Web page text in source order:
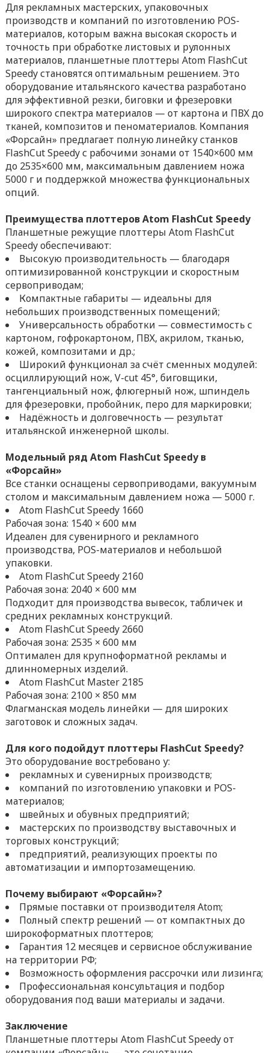
Для рекламных мастерских, упаковочных
производств и компаний по изготовлению POS-
материалов, которым важна высокая скорость и
точность при обработке листовых и рулонных
материалов, планшетные плоттеры Atom FlashCut
Speedy становятся оптимальным решением. Это
оборудование итальянского качества разработано
для эффективной резки, биговки и фрезеровки
широкого спектра материалов — от картона и ПВХ до
тканей, композитов и пеноматериалов. Компания
«Форсайн» предлагает полную линейку станков
FlashCut Speedy с рабочими зонами от 1540×600 мм
до 2535×600 мм, максимальным давлением ножа
5000 г и поддержкой множества функциональных
опций.
Преимущества плоттеров Atom FlashCut Speedy
Планшетные режущие плоттеры Atom FlashCut
Speedy обеспечивают:
Высокую производительность — благодаря
оптимизированной конструкции и скоростным
сервоприводам;
Компактные габариты — идеальны для
небольших производственных помещений;
Универсальность обработки — совместимость с
картоном, гофрокартоном, ПВХ, акрилом, тканью,
кожей, композитами и др.;
Широкий функционал за счёт сменных модулей:
осциллирующий нож, V-cut 45°, биговщики,
тангенциальный нож, флюгерный нож, шпиндель
для фрезеровки, пробойник, перо для маркировки;
Надёжность и долговечность — результат
итальянской инженерной школы.
Модельный ряд Atom FlashCut Speedy в
«Форсайн»
Все станки оснащены сервоприводами, вакуумным
столом и максимальным давлением ножа — 5000 г.
Atom FlashCut Speedy 1660
Рабочая зона: 1540 × 600 мм
Идеален для сувенирного и рекламного
производства, POS-материалов и небольшой
упаковки.
Atom FlashCut Speedy 2160
Рабочая зона: 2040 × 600 мм
Подходит для производства вывесок, табличек и
средних рекламных конструкций.
Atom FlashCut Speedy 2660
Рабочая зона: 2535 × 600 мм
Оптимален для крупноформатной рекламы и
длинномерных изделий.
Atom FlashCut Master 2185
Рабочая зона: 2100 × 850 мм
Флагманская модель линейки — для широких
заготовок и сложных задач.
Для кого подойдут плоттеры FlashCut Speedy?
Это оборудование востребовано у:
рекламных и сувенирных производств;
компаний по изготовлению упаковки и POS-
материалов;
швейных и обувных предприятий;
мастерских по производству выставочных и
торговых конструкций;
предприятий, реализующих проекты по
автоматизации и импортозамещению.
Почему выбирают «Форсайн»?
Прямые поставки от производителя Atom;
Полный спектр решений — от компактных до
широкоформатных плоттеров;
Гарантия 12 месяцев и сервисное обслуживание
на территории РФ;
Возможность оформления рассрочки или лизинга;
Профессиональная консультация и подбор
оборудования под ваши материалы и задачи.
Заключение
Планшетные плоттеры Atom FlashCut Speedy от